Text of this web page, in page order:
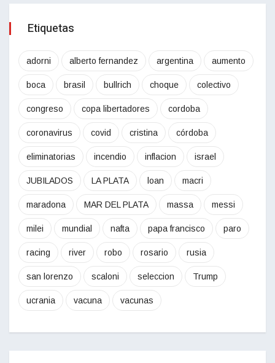
Etiquetas
adorni alberto fernandez argentina aumento
boca brasil bullrich choque colectivo
congreso copa libertadores cordoba
coronavirus covid cristina córdoba
eliminatorias incendio inflacion israel
JUBILADOS LA PLATA loan macri
maradona MAR DEL PLATA massa messi
milei mundial nafta papa francisco paro
racing river robo rosario rusia
san lorenzo scaloni seleccion Trump
ucrania vacuna vacunas